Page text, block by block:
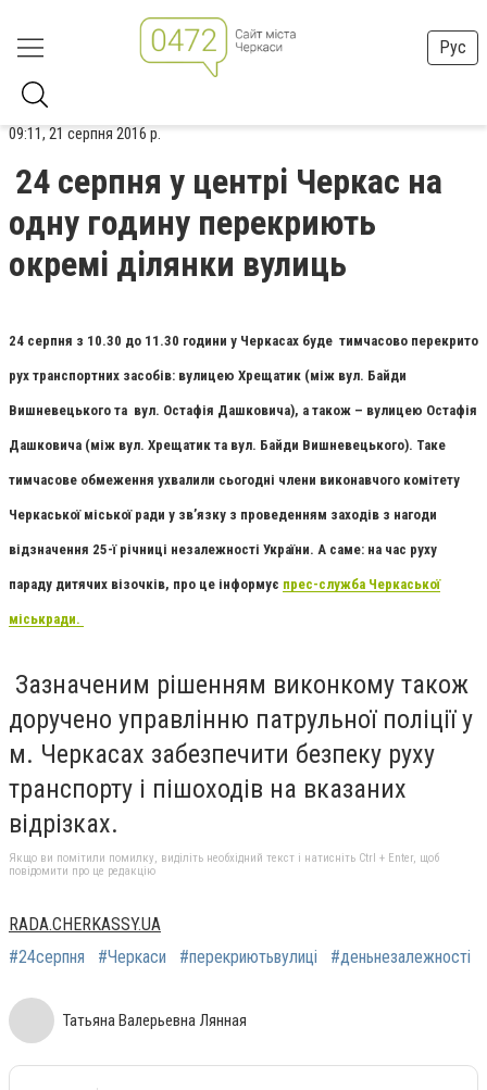
Рус
09:11, 21 серпня 2016 р.
24 серпня у центрі Черкас на
одну годину перекриють
окремі ділянки вулиць
24 серпня з 10.30 до 11.30 години у Черкасах буде тимчасово перекрито
рух транспортних засобів: вулицею Хрещатик (між вул. Байди
Вишневецького та вул. Остафія Дашковича), а також – вулицею Остафія
Дашковича (між вул. Хрещатик та вул. Байди Вишневецького). Таке
тимчасове обмеження ухвалили сьогодні члени виконавчого комітету
Черкаської міської ради у зв’язку з проведенням заходів з нагоди
відзначення 25-ї річниці незалежності України. А саме: на час руху
параду дитячих візочків, про це інформує прес-служба Черкаської
міськради.
Зазначеним рішенням виконкому також
доручено управлінню патрульної поліції у
м. Черкасах забезпечити безпеку руху
транспорту і пішоходів на вказаних
відрізках.
Якщо ви помітили помилку, виділіть необхідний текст і натисніть Ctrl + Enter, щоб
повідомити про це редакцію
RADA.CHERKASSY.UA
#24серпня
#Черкаси #перекриютьвулиці #деньнезалежності
Татьяна Валерьевна Лянная